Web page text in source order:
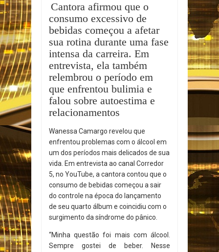
Cantora afirmou que o
consumo excessivo de
bebidas começou a afetar
sua rotina durante uma fase
intensa da carreira. Em
entrevista, ela também
relembrou o período em
que enfrentou bulimia e
falou sobre autoestima e
relacionamentos
Wanessa Camargo revelou que
enfrentou problemas com o álcool em
um dos períodos mais delicados de sua
vida. Em entrevista ao canal Corredor
5, no YouTube, a cantora contou que o
consumo de bebidas começou a sair
do controle na época do lançamento
de seu quarto álbum e coincidiu com o
surgimento da síndrome do pânico.
“Minha questão foi mais com álcool.
Sempre gostei de beber. Nesse